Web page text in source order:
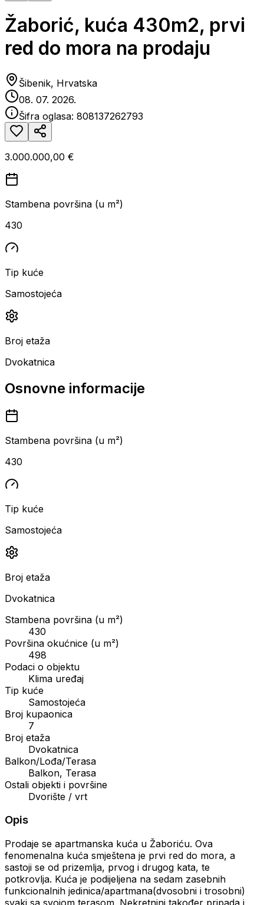
Žaborić, kuća 430m2, prvi
red do mora na prodaju
Šibenik, Hrvatska
08. 07. 2026.
Šifra oglasa: 808137262793
3.000.000,00 €
Stambena površina (u m²)
430
Tip kuće
Samostojeća
Broj etaža
Dvokatnica
Osnovne informacije
Stambena površina (u m²)
430
Tip kuće
Samostojeća
Broj etaža
Dvokatnica
Stambena površina (u m²)
430
Površina okućnice (u m²)
498
Podaci o objektu
Klima uređaj
Tip kuće
Samostojeća
Broj kupaonica
7
Broj etaža
Dvokatnica
Balkon/Lođa/Terasa
Balkon, Terasa
Ostali objekti i površine
Dvorište / vrt
Opis
Prodaje se apartmanska kuća u Žaboriću. Ova
fenomenalna kuća smještena je prvi red do mora, a
sastoji se od prizemlja, prvog i drugog kata, te
potkrovlja. Kuća je podijeljena na sedam zasebnih
funkcionalnih jedinica/apartmana(dvosobni i trosobni)